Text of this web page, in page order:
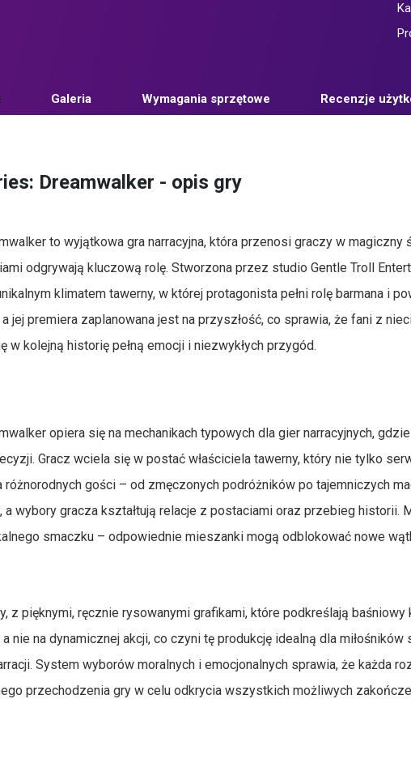
Galeria Wymagania sprzętowe Recenzje
Dreamwalker - opis gry
to wyjątkowa gra narracyjna, która przenosi graczy w
odgrywają kluczową rolę. Stworzona przez studio Gentle Troll
klimatem tawerny, w której protagonista pełni rolę barmana i
jej premiera zaplanowana jest na przyszłość, co sprawia, że fani z
w kolejną historię pełną emocji i niezwykłych przygód.
opiera się na mechanikach typowych dla gier narracyjnych,
Gracz wciela się w postać właściciela tawerny, który nie tylko
różnorodnych gości – od zmęczonych podróżników po tajemniczych
a wybory gracza kształtują relacje z postaciami oraz przebieg historii.
smaczku – odpowiednie mieszanki mogą odblokować nowe
z pięknymi, ręcznie rysowanymi grafikami, które podkreślają baśniowy
nie na dynamicznej akcji, co czyni tę produkcję idealną dla
System wyborów moralnych i emocjonalnych sprawia, że każda
przechodzenia gry w celu odkrycia wszystkich możliwych